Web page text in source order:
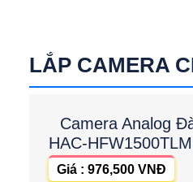
LẮP CAMERA
Camera Analog
HAC-
Giá : 976,500 VNĐ